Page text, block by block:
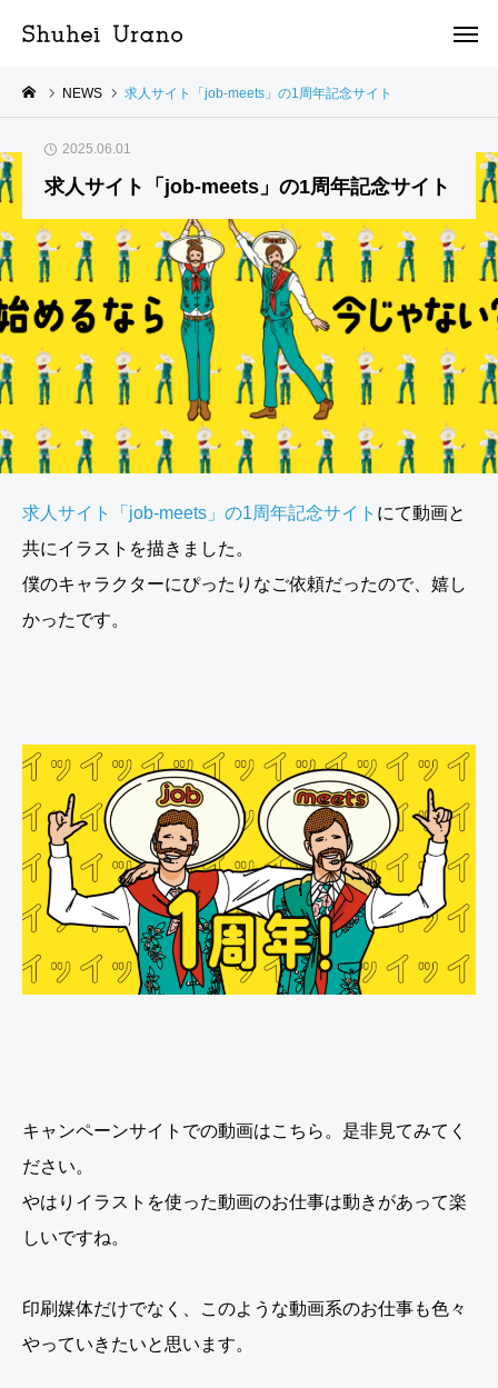
NEWS 求人サイト「job-meets」の1周年記念サイト
2025.06.01
求人サイト「job-meets」の1周年記念サイト
求人サイト「job-meets」の1周年記念サイト にて動画と
共にイラストを描きました。
僕のキャラクターにぴったりなご依頼だったので、嬉し
かったです。
キャンペーンサイトでの動画はこちら。是非見てみてく
ださい。
やはりイラストを使った動画のお仕事は動きがあって楽
しいですね。
印刷媒体だけでなく、このような動画系のお仕事も色々
やっていきたいと思います。